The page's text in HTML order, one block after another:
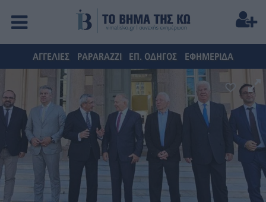
ΑΓΓΕΛΙΕΣ PAPARAZZI ΕΠ. ΟΔΗΓΟΣ ΕΦΗΜΕΡΙΔΑ